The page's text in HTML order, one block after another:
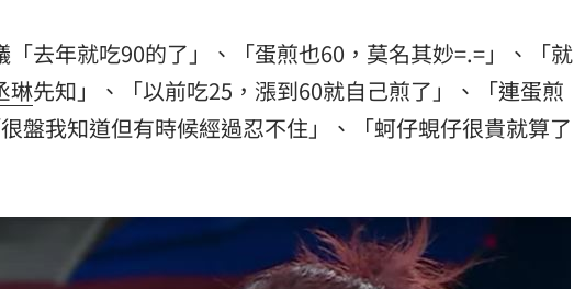
去年就吃90的了」、「蛋煎也60，莫名其妙=.=」、「就
琳先知」、「以前吃25，漲到60就自己煎了」、「連蛋煎
盤我知道但有時候經過忍不住」、「蚵仔蜆仔很貴就算了